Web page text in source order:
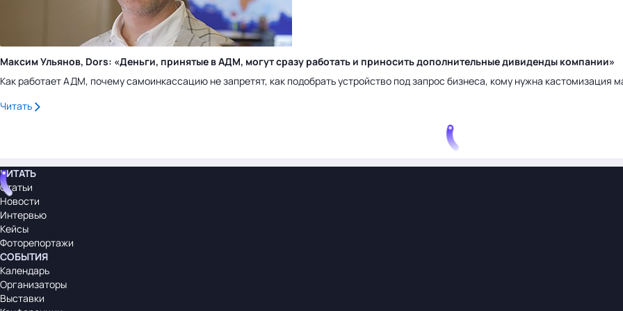
Максим Ульянов, Dors: «Деньги, принятые в АДМ, могут сразу работать и приносить дополнительные дивиденды компании»
Как работает АДМ, почему самоинкассацию не запретят, как подобрать устройство под запрос бизнеса, кому нужна кастомизация
Читать
ЧИТАТЬ
Статьи
Новости
Интервью
Кейсы
Фоторепортажи
СОБЫТИЯ
Календарь
Организаторы
Выставки